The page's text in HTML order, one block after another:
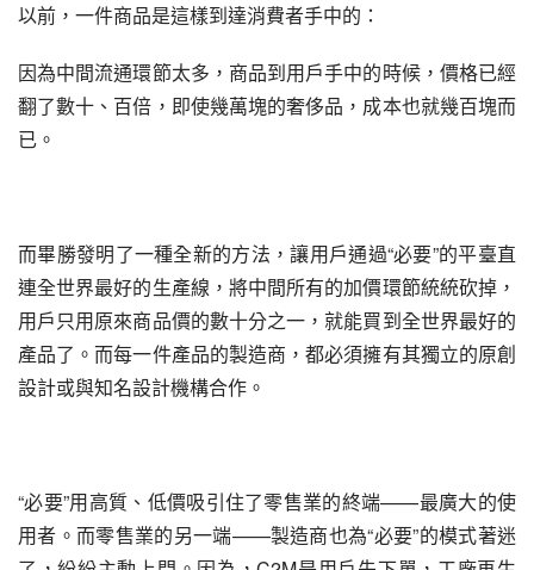
以前，一件商品是這樣到達消費者手中的：
因為中間流通環節太多，商品到用戶手中的時候，價格已經
翻了數十、百倍，即使幾萬塊的奢侈品，成本也就幾百塊而
已。
而畢勝發明了一種全新的方法，讓用戶通過“必要”的平臺直
連全世界最好的生產線，將中間所有的加價環節統統砍掉，
用戶只用原來商品價的數十分之一，就能買到全世界最好的
產品了。而每一件產品的製造商，都必須擁有其獨立的原創
設計或與知名設計機構合作。
“必要”用高質、低價吸引住了零售業的終端——最廣大的使
用者。而零售業的另一端——製造商也為“必要”的模式著迷